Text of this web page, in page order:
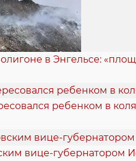
в Энгельсе:
ребенком в
вице-губернатором